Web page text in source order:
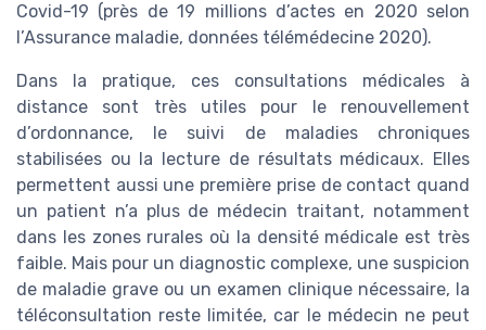
Covid-19 (près de 19 millions d’actes en 2020 selon
l’Assurance maladie, données télémédecine 2020).
Dans la pratique, ces consultations médicales à
distance sont très utiles pour le renouvellement
d’ordonnance, le suivi de maladies chroniques
stabilisées ou la lecture de résultats médicaux. Elles
permettent aussi une première prise de contact quand
un patient n’a plus de médecin traitant, notamment
dans les zones rurales où la densité médicale est très
faible. Mais pour un diagnostic complexe, une suspicion
de maladie grave ou un examen clinique nécessaire, la
téléconsultation reste limitée, car le médecin ne peut